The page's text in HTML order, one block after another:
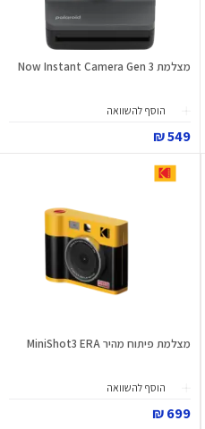
מצלמת Now Instant Camera Gen 3
הוסף להשוואה
549 ₪
מצלמת פיתוח מהיר MiniShot3 ERA
הוסף להשוואה
699 ₪